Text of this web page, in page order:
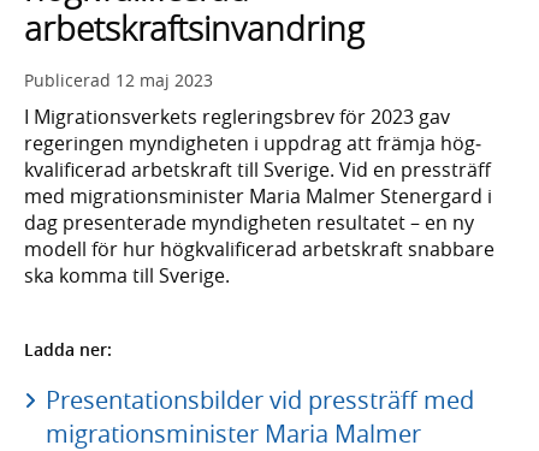
arbetskraftsinvandring
Publicerad 12 maj 2023
I Migrationsverkets reglerings­brev för 2023 gav
regeringen myndig­heten i uppdrag att främja hög­
kvalifi­cerad arbetskraft till Sverige. Vid en pressträff
med migrations­minister Maria Malmer Stenergard i
dag presen­terade myndigheten resultatet – en ny
modell för hur hög­kvalifi­cerad arbets­kraft snabbare
ska komma till Sverige.
Ladda ner:
Presentationsbilder vid pressträff med
migrationsminister Maria Malmer